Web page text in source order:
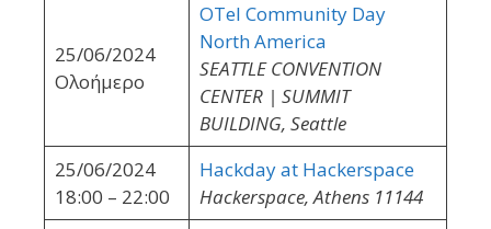
25/06/2024
Ολοήμερο
OTel Community Day
North America
SEATTLE CONVENTION
CENTER | SUMMIT
BUILDING, Seattle
25/06/2024
18:00 – 22:00
Hackday at Hackerspace
Hackerspace, Athens 11144